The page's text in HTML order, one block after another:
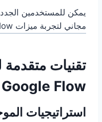
يمكن للمستخدمين
مجاني لتجربة ميزات Flow.
Google Flow